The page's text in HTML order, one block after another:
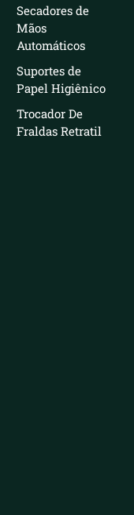
Secadores de
Mãos
Automáticos
Suportes de
Papel Higiênico
Trocador De
Fraldas Retratil